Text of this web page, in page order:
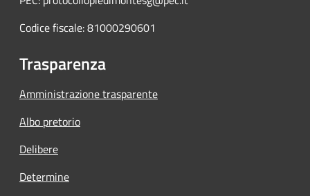
Codice fiscale: 81000290601
Trasparenza
Amministrazione trasparente
Albo pretorio
Delibere
Determine